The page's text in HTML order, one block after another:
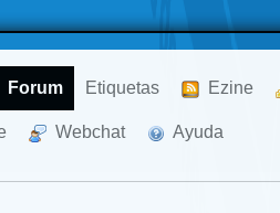
Forum Etiquetas Ezine
Webchat Ayuda